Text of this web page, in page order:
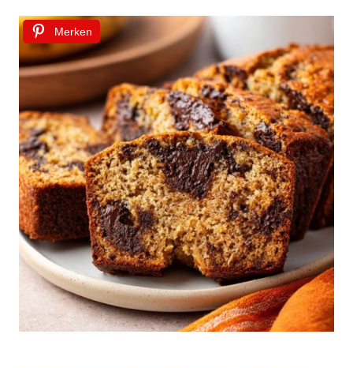
Merken